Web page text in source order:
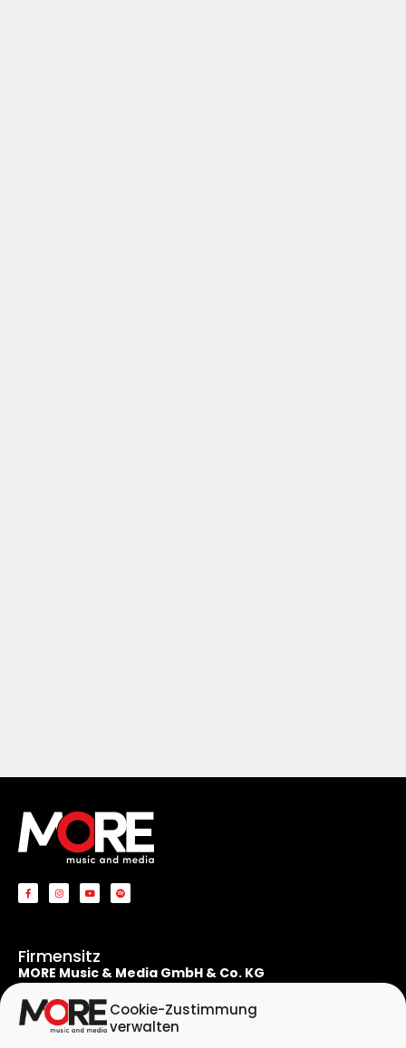
Cookie-Zustimmung
verwalten
Firmensitz
MORE Music & Media GmbH & Co. KG
Apostelnstraße 19
50667 Köln
Deutschland